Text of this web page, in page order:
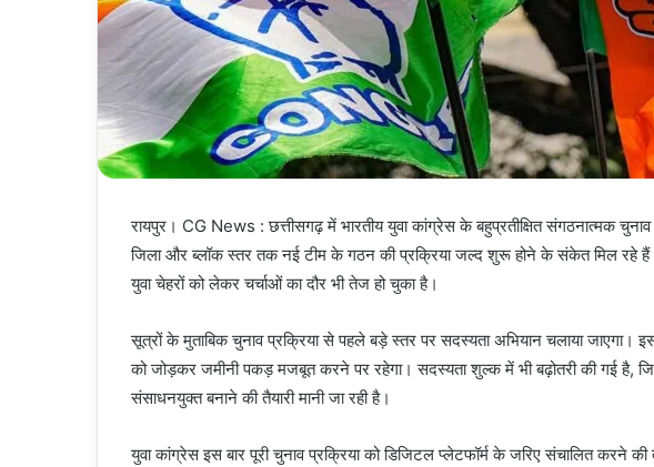
रायपुर। CG News : छत्तीसगढ़ में भारतीय युवा कांग्रेस के बहुप्रतीक्षित संगठनात्मक
जिला और ब्लॉक स्तर तक नई टीम के गठन की प्रक्रिया जल्द शुरू होने के संकेत मिल रहे
युवा चेहरों को लेकर चर्चाओं का दौर भी तेज हो चुका है।
सूत्रों के मुताबिक चुनाव प्रक्रिया से पहले बड़े स्तर पर सदस्यता अभियान चलाया जाएगा।
को जोड़कर जमीनी पकड़ मजबूत करने पर रहेगा। सदस्यता शुल्क में भी बढ़ोतरी की गई है,
संसाधनयुक्त बनाने की तैयारी मानी जा रही है।
युवा कांग्रेस इस बार पूरी चुनाव प्रक्रिया को डिजिटल प्लेटफॉर्म के जरिए संचालित करने